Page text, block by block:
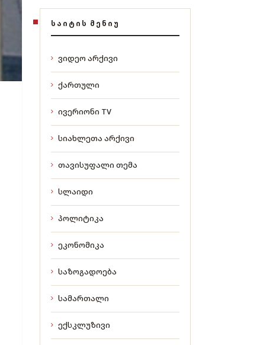
ᲡᲐᲘᲢᲘᲡ ᲛᲔᲜᲘᲣ
ვიდეო არქივი
ქართული
ივერიონი TV
სიახლეთა არქივი
თავისუფალი თემა
სლაიდი
პოლიტიკა
ეკონომიკა
საზოგადოება
სამართალი
ექსკლუზივი